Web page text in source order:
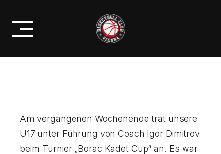
content
U17: 6. PLATZ BEIM „BORAC
KADET CUP“ IN BANJA LUKA
Am vergangenen Wochenende trat unsere
U17 unter Führung von Coach Igor Dimitrov
beim Turnier „Borac Kadet Cup“ an. Es war